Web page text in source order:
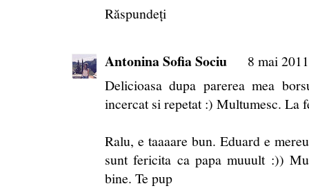
Răspundeți
Antonina Sofia Sociu
8 mai
Delicioasa dupa parerea mea
incercat si repetat :) Multumesc. La
Ralu, e taaaare bun. Eduard e
sunt fericita ca papa muuult :))
bine. Te pup